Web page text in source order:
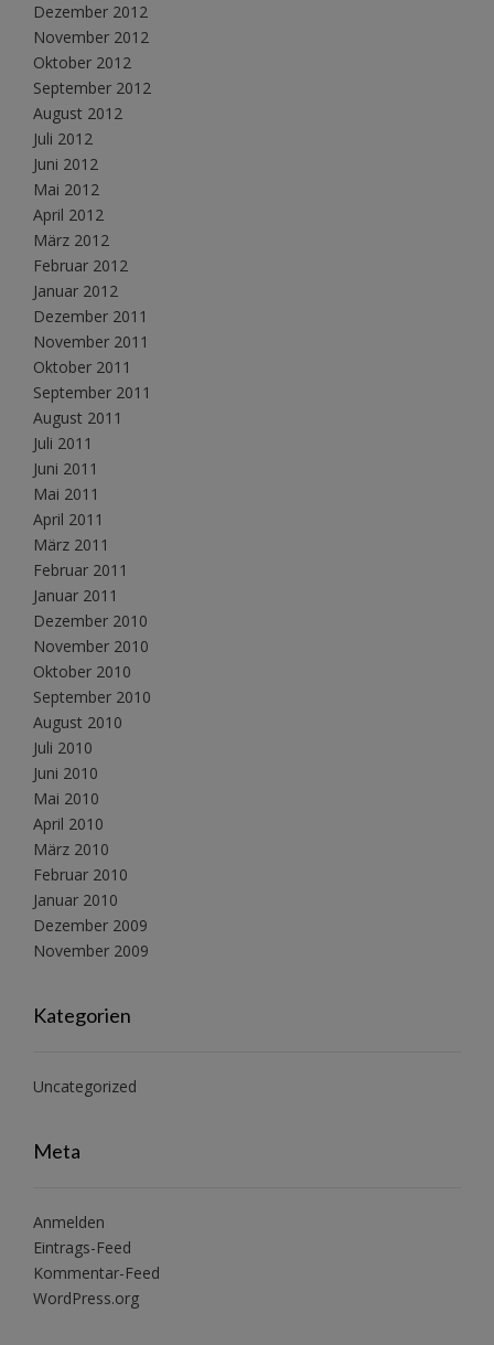
Dezember 2012
November 2012
Oktober 2012
September 2012
August 2012
Juli 2012
Juni 2012
Mai 2012
April 2012
März 2012
Februar 2012
Januar 2012
Dezember 2011
November 2011
Oktober 2011
September 2011
August 2011
Juli 2011
Juni 2011
Mai 2011
April 2011
März 2011
Februar 2011
Januar 2011
Dezember 2010
November 2010
Oktober 2010
September 2010
August 2010
Juli 2010
Juni 2010
Mai 2010
April 2010
März 2010
Februar 2010
Januar 2010
Dezember 2009
November 2009
Kategorien
Uncategorized
Meta
Anmelden
Eintrags-Feed
Kommentar-Feed
WordPress.org